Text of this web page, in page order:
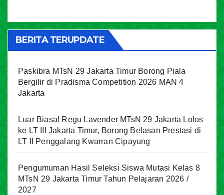
BERITA TERUPDATE
Paskibra MTsN 29 Jakarta Timur Borong Piala
Bergilir di Pradisma Competition 2026 MAN 4
Jakarta
Luar Biasa! Regu Lavender MTsN 29 Jakarta Lolos
ke LT III Jakarta Timur, Borong Belasan Prestasi di
LT II Penggalang Kwarran Cipayung
Pengumuman Hasil Seleksi Siswa Mutasi Kelas 8
MTsN 29 Jakarta Timur Tahun Pelajaran 2026 /
2027